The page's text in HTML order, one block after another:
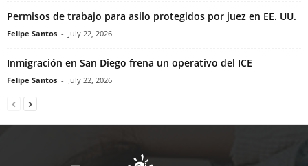
Permisos de trabajo para asilo protegidos por juez en EE. UU.
Felipe Santos - July 22, 2026
Inmigración en San Diego frena un operativo del ICE
Felipe Santos - July 22, 2026